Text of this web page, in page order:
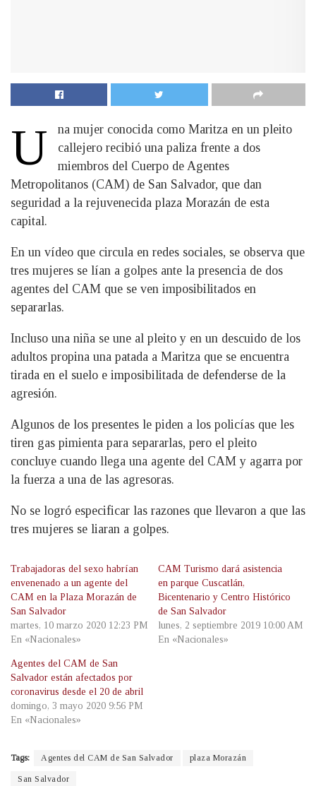
U
na mujer conocida como Maritza en un pleito
callejero recibió una paliza frente a dos
miembros del Cuerpo de Agentes
Metropolitanos (CAM) de San Salvador, que dan
seguridad a la rejuvenecida plaza Morazán de esta
capital.
En un vídeo que circula en redes sociales, se observa que
tres mujeres se lían a golpes ante la presencia de dos
agentes del CAM que se ven imposibilitados en
separarlas.
Incluso una niña se une al pleito y en un descuido de los
adultos propina una patada a Maritza que se encuentra
tirada en el suelo e imposibilitada de defenderse de la
agresión.
Algunos de los presentes le piden a los policías que les
tiren gas pimienta para separarlas, pero el pleito
concluye cuando llega una agente del CAM y agarra por
la fuerza a una de las agresoras.
No se logró especificar las razones que llevaron a que las
tres mujeres se liaran a golpes.
Trabajadoras del sexo habrían
envenenado a un agente del
CAM en la Plaza Morazán de
San Salvador
martes, 10 marzo 2020 12:23 PM
En «Nacionales»
CAM Turismo dará asistencia
en parque Cuscatlán,
Bicentenario y Centro Histórico
de San Salvador
lunes, 2 septiembre 2019 10:00 AM
En «Nacionales»
Agentes del CAM de San
Salvador están afectados por
coronavirus desde el 20 de abril
domingo, 3 mayo 2020 9:56 PM
En «Nacionales»
Tags: Agentes del CAM de San Salvador plaza Morazán
San Salvador